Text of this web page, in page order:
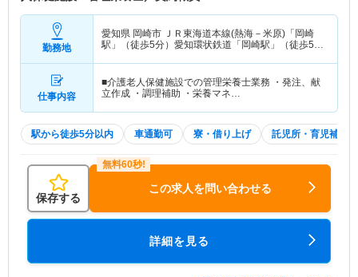
勤務地
愛知県 岡崎市 ＪＲ東海道本線(熱海－米原)「岡崎
駅」（徒歩5分）愛知環状鉄道「岡崎駅」（徒歩5
仕事内容
■介護老人保健施設での管理栄養士業務 ・発注、献
立作成 ・調理補助 ・栄養マネ…
駅から徒歩5分以内 車通勤可 寮・借り上げ 託児所・育児補助
保存する
この求人を問い合わせる
詳細を見る